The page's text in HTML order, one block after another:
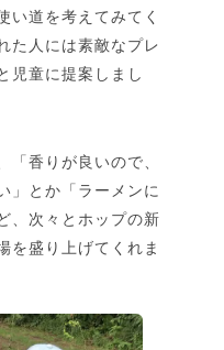
い道を考えてみてく
た人には素敵なプレ
児童に提案しまし
「香りが良いので、
」とか「ラーメンに
、次々とホップの新
を盛り上げてくれま